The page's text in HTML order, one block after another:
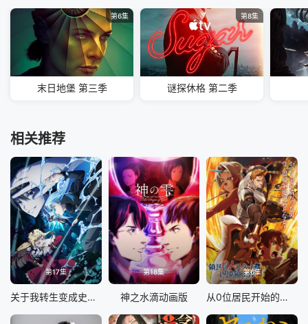
第6集
末日地堡 第三季
第8集
谜探休格 第二季
相关推荐
第17集
关于我转生变成史莱姆这档事第四季
第18集
神之水滴动画版
第6集
从0位居民开始的边境领主大人